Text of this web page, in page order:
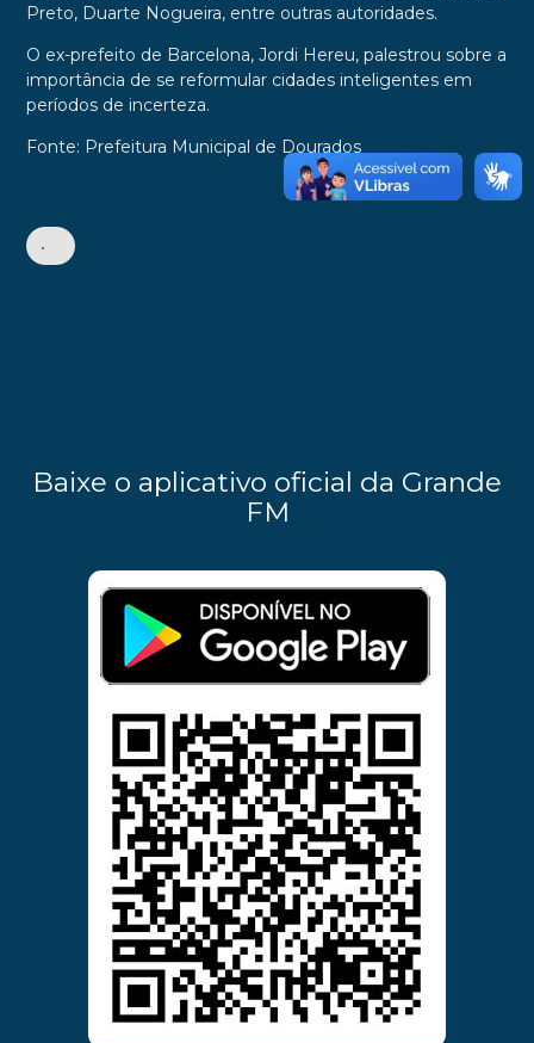
Preto, Duarte Nogueira, entre outras autoridades.
O ex-prefeito de Barcelona, Jordi Hereu, palestrou sobre a
importância de se reformular cidades inteligentes em
períodos de incerteza.
Fonte: Prefeitura Municipal de Dourados
•
Baixe o aplicativo oficial da Grande
FM